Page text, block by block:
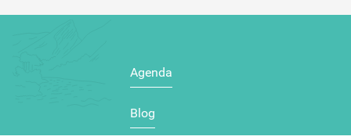
Agenda
Blog